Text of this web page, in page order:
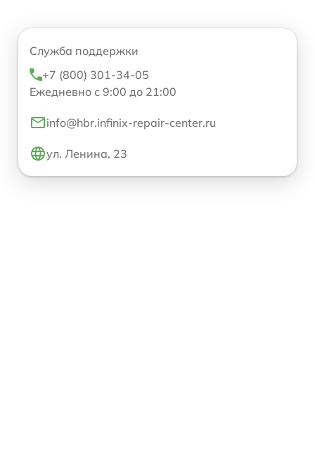
Служба поддержки
+7 (800) 301-34-05
Ежедневно с 9:00 до 21:00
info@hbr.infinix-repair-center.ru
ул. Ленина, 23